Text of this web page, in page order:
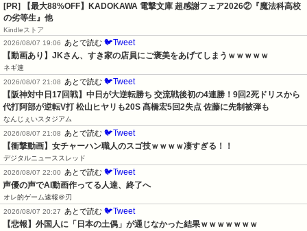
[PR] 【最大88%OFF】KADOKAWA 電撃文庫 超感謝フェア2026②『魔法科高校
の劣等生』他
Kindleストア
2026/08/07 19:06
あとで読む 🐦Tweet
【動画あり】JKさん、すき家の店員にご褒美をあげてしまうｗｗｗｗｗ
ネギ速
2026/08/07 21:08
あとで読む 🐦Tweet
【阪神対中日17回戦】中日が大逆転勝ち 交流戦後初の4連勝！9回2死ドリスから
代打阿部が逆転V打 松山ヒヤリも20S 髙橋宏5回2失点 佐藤に先制被弾も
なんじぇいスタジアム
2026/08/07 21:08
あとで読む 🐦Tweet
【衝撃動画】女チャーハン職人のスゴ技ｗｗｗｗ凄すぎる！！
デジタルニューススレッド
2026/08/07 22:00
あとで読む 🐦Tweet
声優の声でAI動画作ってる人達、終了へ
オレ的ゲーム速報＠刃
2026/08/07 20:27
あとで読む 🐦Tweet
【悲報】外国人に「日本の土偶」が通じなかった結果ｗｗｗｗｗｗｗ